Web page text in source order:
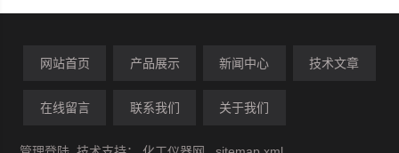
网站首页 产品展示 新闻中心 技术文章
在线留言 联系我们 关于我们